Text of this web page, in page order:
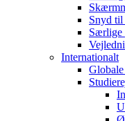
Snyd til
Særlige
Internationalt